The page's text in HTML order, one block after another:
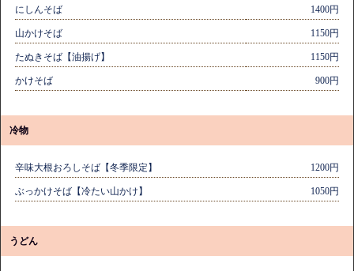
にしんそば 1400円
山かけそば 1150円
たぬきそば【油揚げ】 1150円
かけそば 900円
冷物
辛味大根おろしそば【冬季限定】 1200円
ぶっかけそば【冷たい山かけ】 1050円
うどん